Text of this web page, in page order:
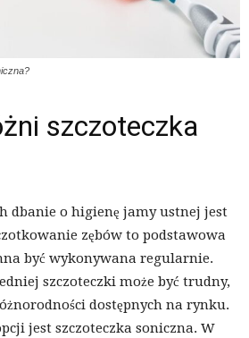
szczoteczka
dbanie o higienę jamy ustnej jest
zębów to podstawowa
być wykonywana regularnie.
szczoteczki może być trudny,
dostępnych na rynku.
jest szczoteczka soniczna. W